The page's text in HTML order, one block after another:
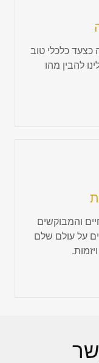
כלכלי טוב
להבין מהו
והמבוקשים
על עולם שלם